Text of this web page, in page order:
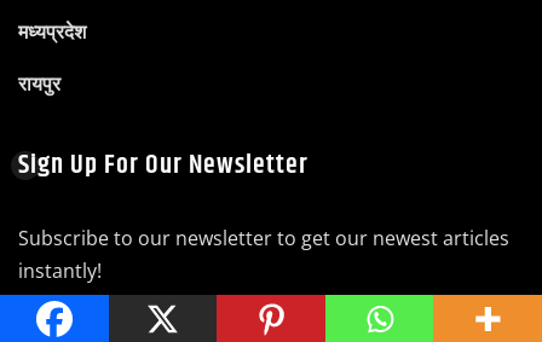
मध्यप्रदेश
रायपुर
Sign Up For Our Newsletter
Subscribe to our newsletter to get our newest articles
instantly!